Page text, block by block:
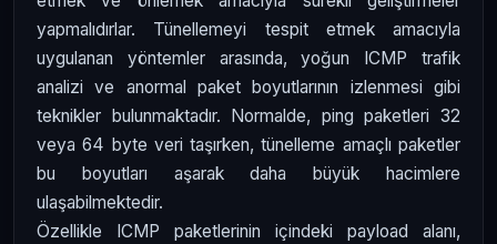
yapmalıdırlar. Tünellemeyi tespit etmek amacıyla
uygulanan yöntemler arasında, yoğun ICMP trafik
analizi ve anormal paket boyutlarının izlenmesi gibi
teknikler bulunmaktadır. Normalde, ping paketleri 32
veya 64 byte veri taşırken, tünelleme amaçlı paketler
bu boyutları aşarak daha büyük hacimlere
ulaşabilmektedir.
Özellikle ICMP paketlerinin içindeki payload alanı,